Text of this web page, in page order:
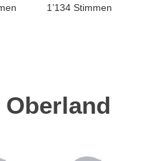
1’134 Stimmen